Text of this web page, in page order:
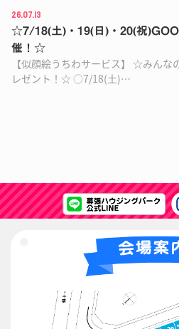
26.07.13
☆7/18(土)・19(日)・20(祝
催！☆
【似顔絵うちわサービス】 ☆みん
レゼント！☆ ○7/18(土)…